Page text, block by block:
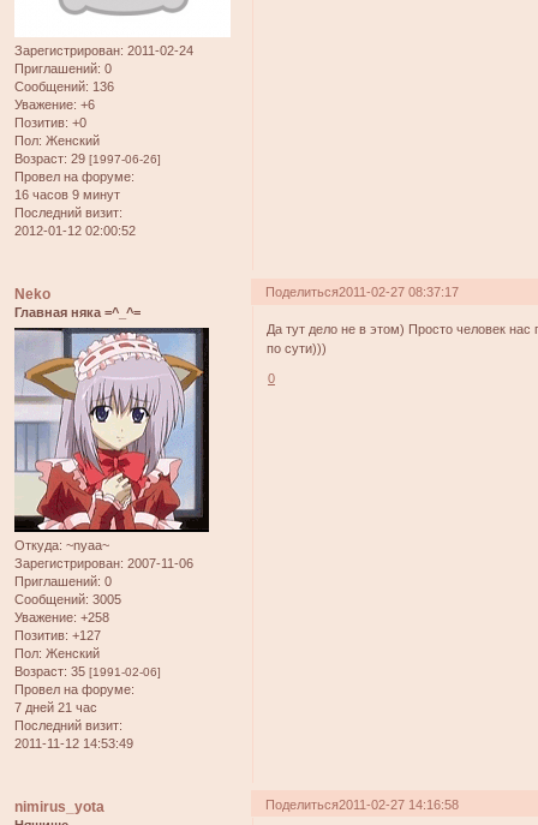
Зарегистрирован: 2011-02-24
Приглашений: 0
Сообщений: 136
Уважение: +6
Позитив: +0
Пол: Женский
Возраст: 29 [1997-06-26]
Провел на форуме:
16 часов 9 минут
Последний визит:
2012-01-12 02:00:52
Поделиться2011-02-27 08:37:17
Neko
Главная няка =^_^=
Откуда: ~nyaa~
Зарегистрирован: 2007-11-06
Приглашений: 0
Сообщений: 3005
Уважение: +258
Позитив: +127
Пол: Женский
Возраст: 35 [1991-02-06]
Провел на форуме:
7 дней 21 час
Последний визит:
2011-11-12 14:53:49
Да тут дело не в этом) Просто человек
по сути)))
0
Поделиться2011-02-27 14:16:58
nimirus_yota